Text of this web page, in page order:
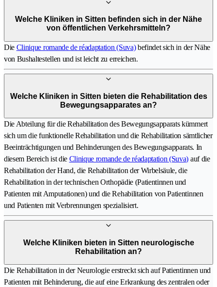
Welche Kliniken in Sitten befinden sich in der Nähe
von öffentlichen Verkehrsmitteln?
Die Clinique romande de réadaptation (Suva)befindet sich in der Nähe
von Bushaltestellen und ist leicht zu erreichen.
Welche Kliniken in Sitten bieten die Rehabilitation des
Bewegungsapparates an?
Die Abteilung für die Rehabilitation des Bewegungsapparats kümmert
sich um die funktionelle Rehabilitation und die Rehabilitation sämtlicher
Beeinträchtigungen und Behinderungen des Bewegungsapparats. In
diesem Bereich ist die Clinique romande de réadaptation (Suva) auf die
Rehabilitation der Hand, die Rehabilitation der Wirbelsäule, die
Rehabilitation in der technischen Orthopädie (Patientinnen und
Patienten mit Amputationen) und die Rehabilitation von Patientinnen
und Patienten mit Verbrennungen spezialisiert.
Welche Kliniken bieten in Sitten neurologische
Rehabilitation an?
Die Rehabilitation in der Neurologie erstreckt sich auf Patientinnen und
Patienten mit Behinderung, die auf eine Erkrankung des zentralen oder